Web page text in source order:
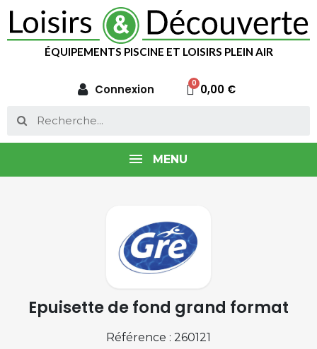
ÉQUIPEMENTS PISCINE ET LOISIRS PLEIN AIR
Connexion 0,00 €
MENU
Epuisette de fond grand format
Référence : 260121